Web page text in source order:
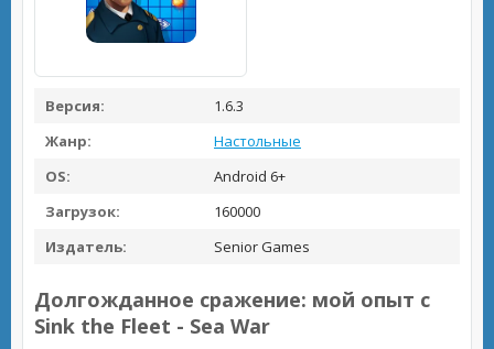
Версия:
1.6.3
Жанр:
Настольные
OS:
Android 6+
Загрузок:
160000
Издатель:
Senior Games
Долгожданное сражение: мой опыт с
Sink the Fleet - Sea War